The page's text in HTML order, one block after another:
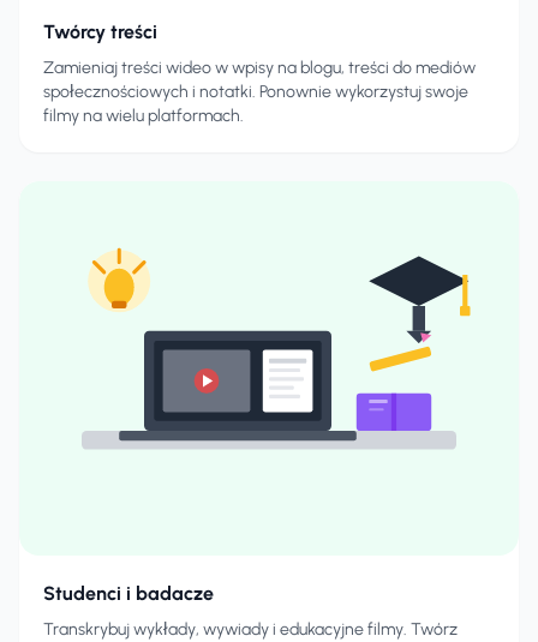
Twórcy treści
Zamieniaj treści wideo w wpisy na blogu, treści do mediów
społecznościowych i notatki. Ponownie wykorzystuj swoje
filmy na wielu platformach.
Studenci i badacze
Transkrybuj wykłady, wywiady i edukacyjne filmy. Twórz